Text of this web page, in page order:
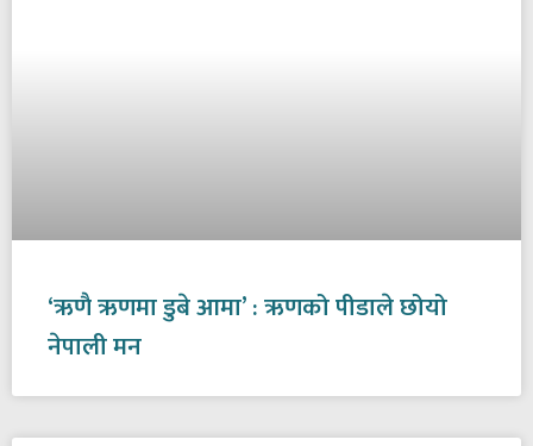
‘ऋणै ऋणमा डुबे आमा’ : ऋणको पीडाले छोयो
नेपाली मन